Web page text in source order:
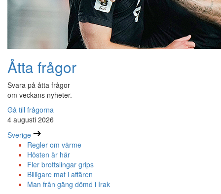
Åtta frågor
Svara på åtta frågor
om veckans nyheter.
Gå till frågorna
4 augusti 2026
Sverige
Regler om värme
Hösten är här
Fler brottslingar grips
Billigare mat i affären
Man från gäng dömd i Irak